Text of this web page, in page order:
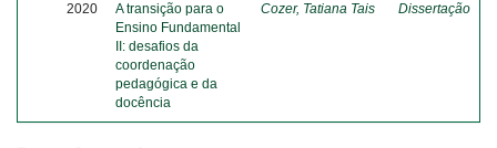
2020
A transição para o
Ensino Fundamental
II: desafios da
coordenação
pedagógica e da
docência
Cozer, Tatiana Tais Dissertação